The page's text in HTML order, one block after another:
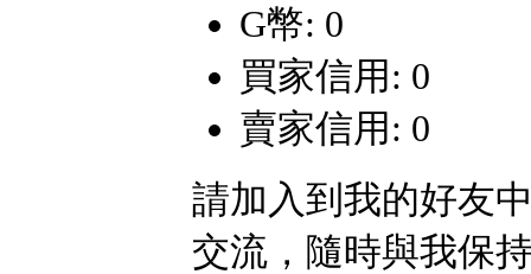
G幣: 0
買家信用: 0
賣家信用: 0
請加入到我的好友
交流，隨時與我保